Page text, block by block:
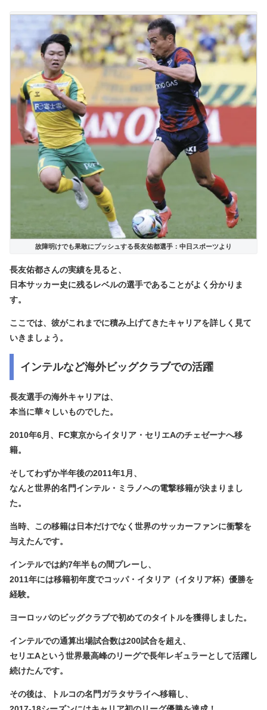
故障明けでも果敢にプッシュする長友佑都選手：中日スポーツより
長友佑都さんの実績を見ると、
日本サッカー史に残るレベルの選手であることがよく分かりま
す。
ここでは、彼がこれまでに積み上げてきたキャリアを詳しく見て
いきましょう。
インテルなど海外ビッグクラブでの活躍
長友選手の海外キャリアは、
本当に華々しいものでした。
2010年6月、FC東京からイタリア・セリエAのチェゼーナへ移
籍。
そしてわずか半年後の2011年1月、
なんと世界的名門インテル・ミラノへの電撃移籍が決まりまし
た。
当時、この移籍は日本だけでなく世界のサッカーファンに衝撃を
与えたんです。
インテルでは約7年半もの間プレーし、
2011年には移籍初年度でコッパ・イタリア（イタリア杯）優勝を
経験。
ヨーロッパのビッグクラブで初めてのタイトルを獲得しました。
インテルでの通算出場試合数は200試合を超え、
セリエAという世界最高峰のリーグで長年レギュラーとして活躍し
続けたんです。
その後は、トルコの名門ガラタサライへ移籍し、